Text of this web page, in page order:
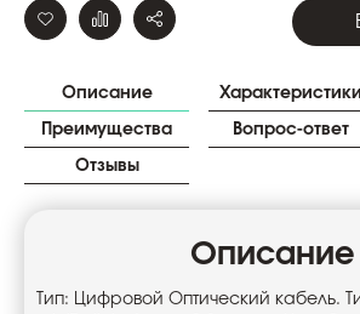
Описание Характеристики
Преимущества Вопрос-ответ
Отзывы
Описание
Тип: Цифровой Оптический кабель.